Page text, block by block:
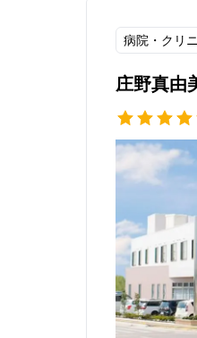
病院・クリ
庄野真由